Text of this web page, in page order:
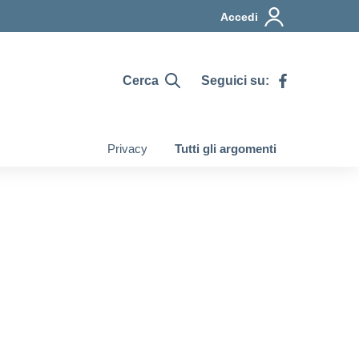
Accedi
Cerca Seguici su:
Privacy Tutti gli argomenti